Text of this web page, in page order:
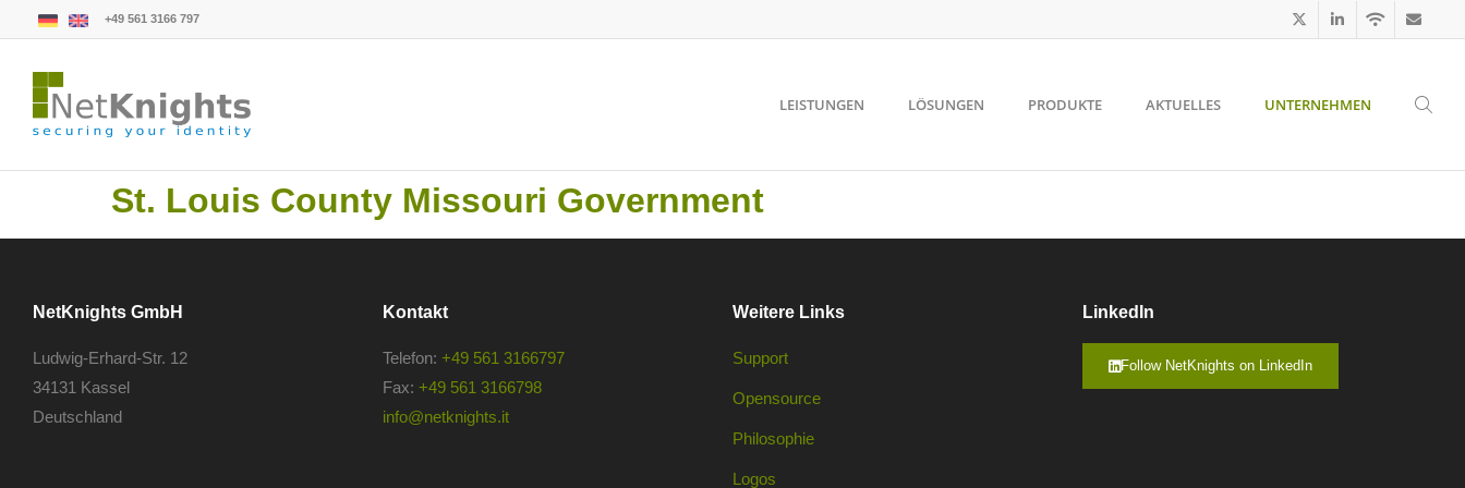
+49 561 3166 797
LEISTUNGEN LÖSUNGEN PRODUKTE AKTUELLES UNTERNEHMEN
St. Louis County Missouri Government
NetKnights GmbH
Ludwig-Erhard-Str. 12
34131 Kassel
Deutschland
Kontakt
Telefon: +49 561 3166797
Fax: +49 561 3166798
info@netknights.it
Weitere Links
Support
Opensource
Philosophie
Logos
LinkedIn
Follow NetKnights on LinkedIn